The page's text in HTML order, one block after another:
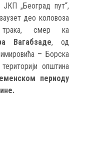
ЈКП „Београд пут“,
део коловоза
трака, смер ка
Вагабзаде, од
– Борска
општина
периоду